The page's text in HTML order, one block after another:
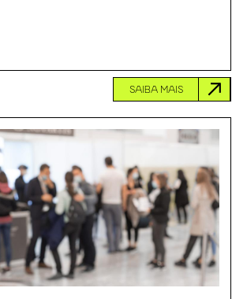
SAIBA MAIS